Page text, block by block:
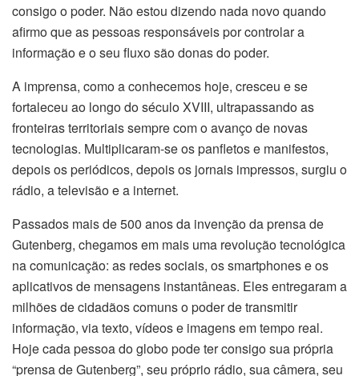
consigo o poder. Não estou dizendo nada novo quando
afirmo que as pessoas responsáveis por controlar a
informação e o seu fluxo são donas do poder.
A imprensa, como a conhecemos hoje, cresceu e se
fortaleceu ao longo do século XVIII, ultrapassando as
fronteiras territoriais sempre com o avanço de novas
tecnologias. Multiplicaram-se os panfletos e manifestos,
depois os periódicos, depois os jornais impressos, surgiu o
rádio, a televisão e a internet.
Passados mais de 500 anos da invenção da prensa de
Gutenberg, chegamos em mais uma revolução tecnológica
na comunicação: as redes sociais, os smartphones e os
aplicativos de mensagens instantâneas. Eles entregaram a
milhões de cidadãos comuns o poder de transmitir
informação, via texto, vídeos e imagens em tempo real.
Hoje cada pessoa do globo pode ter consigo sua própria
“prensa de Gutenberg”, seu próprio rádio, sua câmera, seu